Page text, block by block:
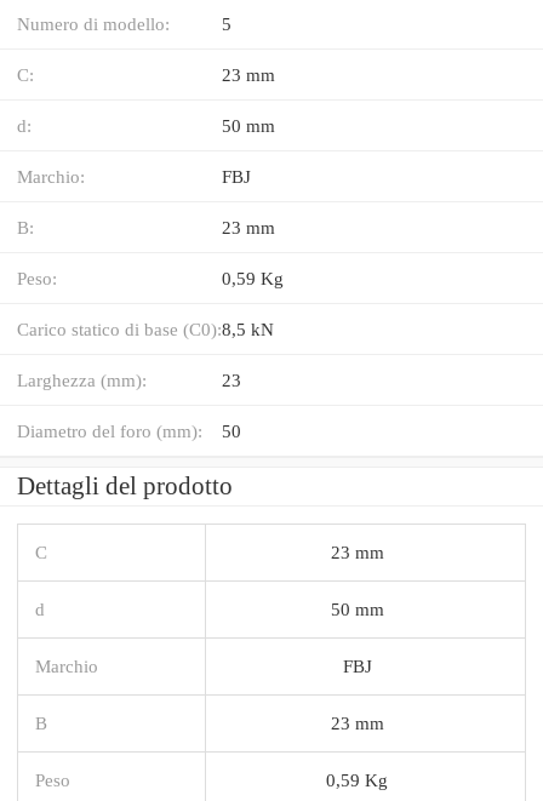
Numero di modello: 5
C: 23 mm
d: 50 mm
Marchio: FBJ
B: 23 mm
Peso: 0,59 Kg
Carico statico di base (C0):8,5 kN
Larghezza (mm): 23
Diametro del foro (mm): 50
Dettagli del prodotto
C 23 mm
d 50 mm
Marchio FBJ
B 23 mm
Peso 0,59 Kg